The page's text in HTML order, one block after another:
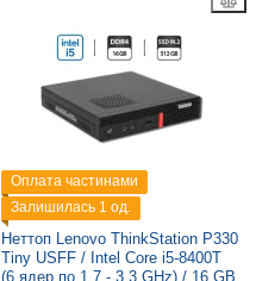
Оплата частинами
Залишилась 1 од.
Неттоп Lenovo ThinkStation P330
Tiny USFF / Intel Core i5-8400T
(6 ядер по 1.7 - 3.3 GHz) / 16 GB